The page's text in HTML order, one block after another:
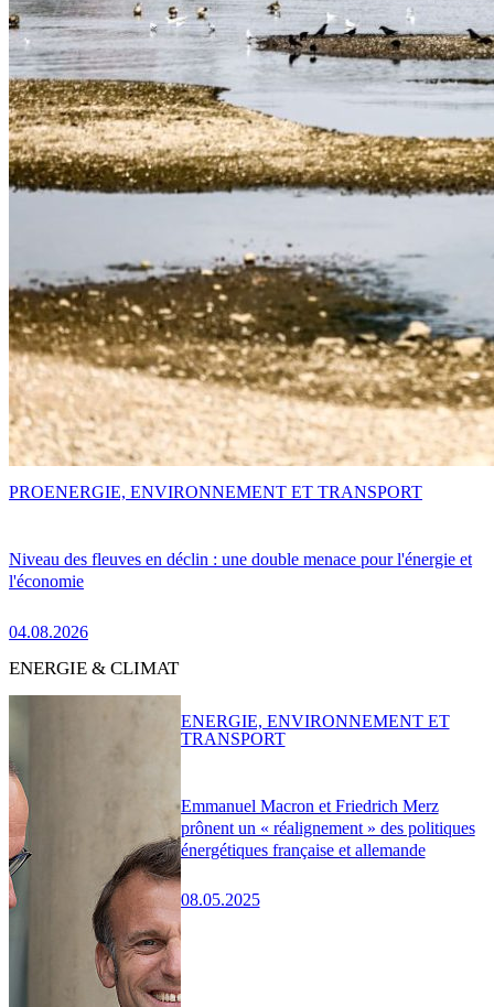
Niveau des fleuves en déclin : une double menace pour l'énergie et
l'économie
04.08.2026
PROENERGIE, ENVIRONNEMENT ET TRANSPORT
ENERGIE & CLIMAT
Emmanuel Macron et Friedrich Merz
prônent un « réalignement » des politiques
énergétiques française et allemande
08.05.2025
ENERGIE, ENVIRONNEMENT ET
TRANSPORT